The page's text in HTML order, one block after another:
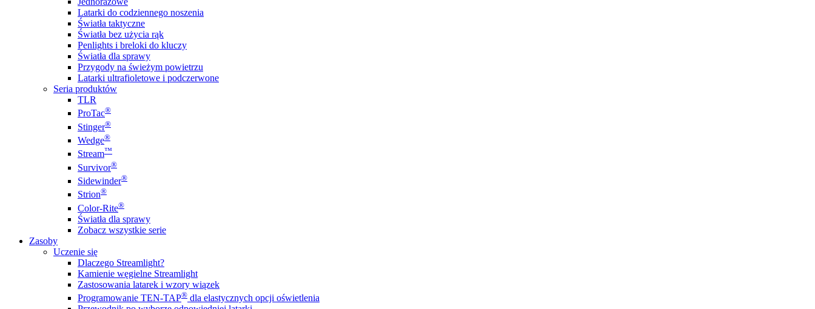
Latarki do codziennego noszenia
Światła taktyczne
Światła bez użycia rąk
Penlights i breloki do kluczy
Światła dla sprawy
Przygody na świeżym powietrzu
Latarki ultrafioletowe i podczerwone
Seria produktów
TLR
ProTac®
Stinger®
Wedge®
Stream™
Survivor®
Sidewinder®
Strion®
Color-Rite®
Światła dla sprawy
Zobacz wszystkie serie
Zasoby
Uczenie się
Dlaczego Streamlight?
Kamienie węgielne Streamlight
Zastosowania latarek i wzory wiązek
Programowanie TEN-TAP® dla elastycznych opcji oświetlenia